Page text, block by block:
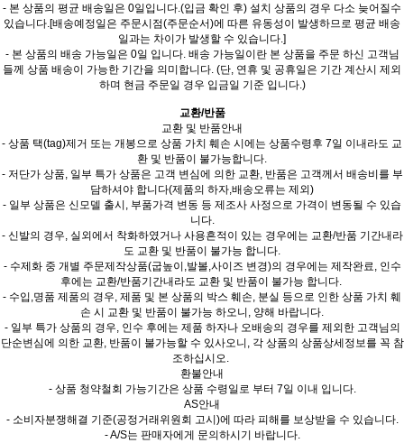
- 본 상품의 평균 배송일은 0일입니다.(입금 확인 후) 설치 상품의 경우 다소 늦어질수
있습니다.[배송예정일은 주문시점(주문순서)에 따른 유동성이 발생하므로 평균 배송
일과는 차이가 발생할 수 있습니다.]
- 본 상품의 배송 가능일은 0일 입니다. 배송 가능일이란 본 상품을 주문 하신 고객님
들께 상품 배송이 가능한 기간을 의미합니다. (단, 연휴 및 공휴일은 기간 계산시 제외
하며 현금 주문일 경우 입금일 기준 입니다.)
교환/반품
교환 및 반품안내
- 상품 택(tag)제거 또는 개봉으로 상품 가치 훼손 시에는 상품수령후 7일 이내라도 교
환 및 반품이 불가능합니다.
- 저단가 상품, 일부 특가 상품은 고객 변심에 의한 교환, 반품은 고객께서 배송비를 부
담하셔야 합니다(제품의 하자,배송오류는 제외)
- 일부 상품은 신모델 출시, 부품가격 변동 등 제조사 사정으로 가격이 변동될 수 있습
니다.
- 신발의 경우, 실외에서 착화하였거나 사용흔적이 있는 경우에는 교환/반품 기간내라
도 교환 및 반품이 불가능 합니다.
- 수제화 중 개별 주문제작상품(굽높이,발볼,사이즈 변경)의 경우에는 제작완료, 인수
후에는 교환/반품기간내라도 교환 및 반품이 불가능 합니다.
- 수입,명품 제품의 경우, 제품 및 본 상품의 박스 훼손, 분실 등으로 인한 상품 가치 훼
손 시 교환 및 반품이 불가능 하오니, 양해 바랍니다.
- 일부 특가 상품의 경우, 인수 후에는 제품 하자나 오배송의 경우를 제외한 고객님의
단순변심에 의한 교환, 반품이 불가능할 수 있사오니, 각 상품의 상품상세정보를 꼭 참
조하십시오.
환불안내
- 상품 청약철회 가능기간은 상품 수령일로 부터 7일 이내 입니다.
AS안내
- 소비자분쟁해결 기준(공정거래위원회 고시)에 따라 피해를 보상받을 수 있습니다.
- A/S는 판매자에게 문의하시기 바랍니다.